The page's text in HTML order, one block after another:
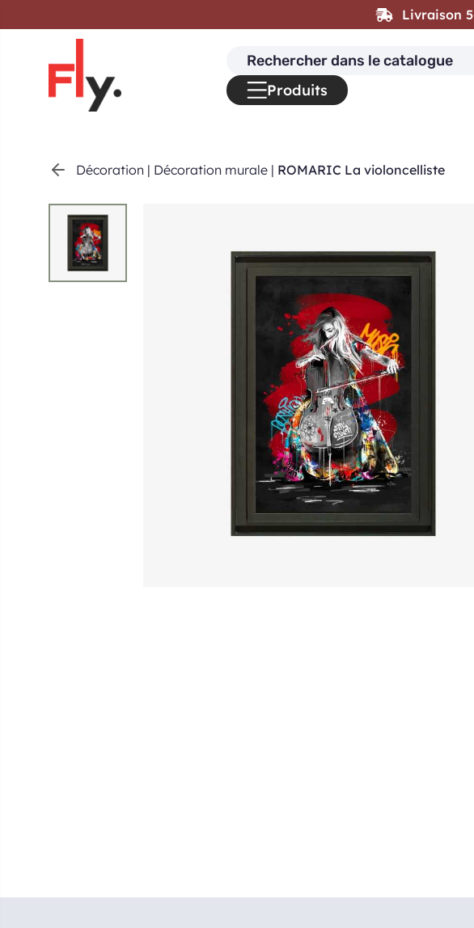
Décoration | Décoration murale | ROMARIC La violoncelliste
Livraison
Search
for:
Produits